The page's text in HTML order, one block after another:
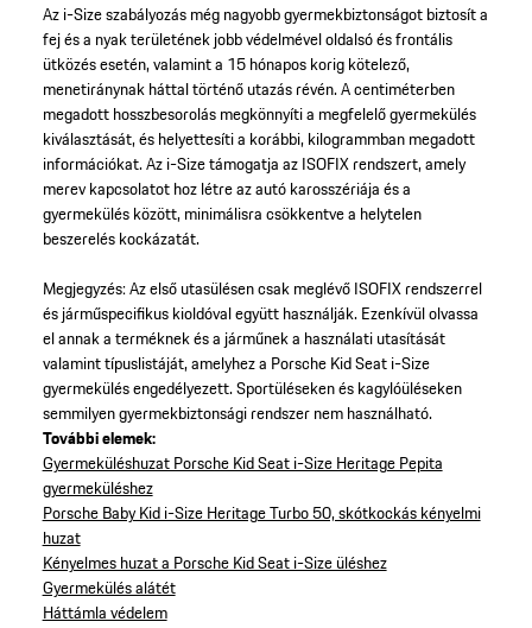
Az i-Size szabályozás még nagyobb gyermekbiztonságot biztosít a
fej és a nyak területének jobb védelmével oldalsó és frontális
ütközés esetén, valamint a 15 hónapos korig kötelező,
menetiránynak háttal történő utazás révén. A centiméterben
megadott hosszbesorolás megkönnyíti a megfelelő gyermekülés
kiválasztását, és helyettesíti a korábbi, kilogrammban megadott
információkat. Az i-Size támogatja az ISOFIX rendszert, amely
merev kapcsolatot hoz létre az autó karosszériája és a
gyermekülés között, minimálisra csökkentve a helytelen
beszerelés kockázatát.
Megjegyzés: Az első utasülésen csak meglévő ISOFIX rendszerrel
és járműspecifikus kioldóval együtt használják. Ezenkívül olvassa
el annak a terméknek és a járműnek a használati utasítását
valamint típuslistáját, amelyhez a Porsche Kid Seat i-Size
gyermekülés engedélyezett. Sportüléseken és kagylóüléseken
semmilyen gyermekbiztonsági rendszer nem használható.
További elemek:
Gyermeküléshuzat Porsche Kid Seat i-Size Heritage Pepita
gyermeküléshez
Porsche Baby Kid i-Size Heritage Turbo 50, skótkockás kényelmi
huzat
Kényelmes huzat a Porsche Kid Seat i-Size üléshez
Gyermekülés alátét
Háttámla védelem